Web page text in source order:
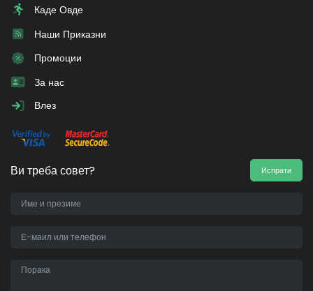
Каде Овде
Наши Приказни
Промоции
За нас
Влез
Ви треба совет? Испрати